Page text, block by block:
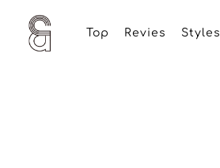
Top Revies Styles